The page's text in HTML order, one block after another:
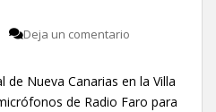
Deja un comentario
de Nueva Canarias en la Villa
de Radio Faro para